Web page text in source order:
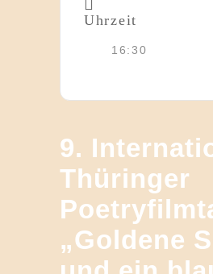
Uhrzeit
16:30
9.
Thüringer
„Goldene